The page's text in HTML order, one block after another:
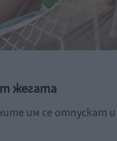
жегата
им се отпускат и